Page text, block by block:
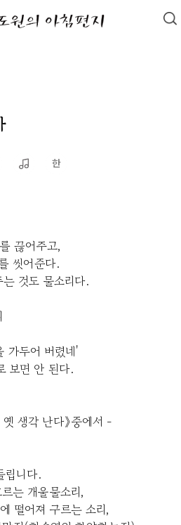
끊어주고,
씻어준다.
것도 물소리다.
가두어 버렸네'
보면 안 된다.
생각 난다》중에서 -
립니다.
는 개울물소리,
떨어져 구르는 소리,